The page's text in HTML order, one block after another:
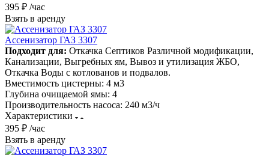
395 ₽ /час
Взять в аренду
Ассенизатор ГАЗ 3307
Подходит для: Откачка Септиков Различной модификации,
Канализации, Выгребных ям, Вывоз и утилизация ЖБО,
Откачка Воды с котлованов и подвалов.
Вместимость цистерны: 4 м3
Глубина очищаемой ямы: 4
Производительность насоса: 240 м3/ч
Характеристики
395 ₽ /час
Взять в аренду